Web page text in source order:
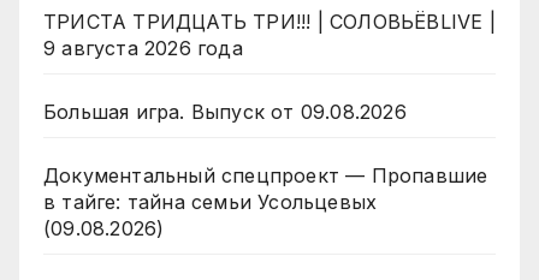
ТРИСТА ТРИДЦАТЬ ТРИ!!! | СОЛОВЬЁВLIVE |
9 августа 2026 года
Большая игра. Выпуск от 09.08.2026
Документальный спецпроект — Пропавшие
в тайге: тайна семьи Усольцевых
(09.08.2026)